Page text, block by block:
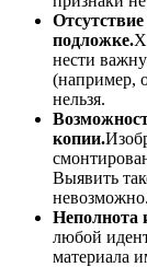
подложке.
нести
(например,
нельзя.
копии.
Выявить
невозможно.
Неполнота
любой
материала